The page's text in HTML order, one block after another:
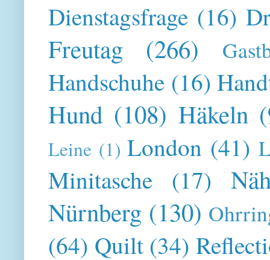
Dienstagsfrage (16)
Freutag (266)
Handschuhe (16)
Hund (108) Häkeln
Leine (1) London (41)
Minitasche (17)
Nürnberg (130)
(64) Quilt (34)